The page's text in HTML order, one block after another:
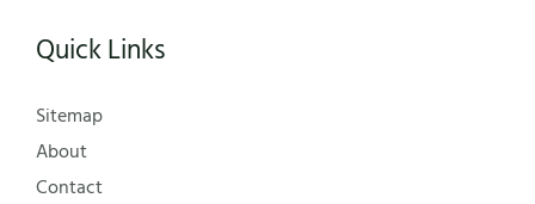
Quick Links
Sitemap
About
Contact